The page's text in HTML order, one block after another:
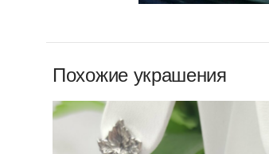
Похожие украшения